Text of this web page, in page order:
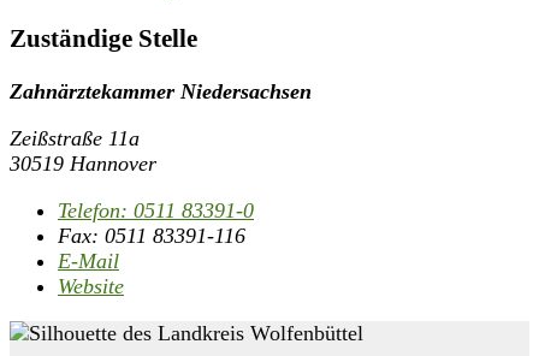
Zuständige Stelle
Zahnärztekammer Niedersachsen
Zeißstraße 11a
30519 Hannover
Telefon: 0511 83391-0
Fax: 0511 83391-116
E-Mail
Website